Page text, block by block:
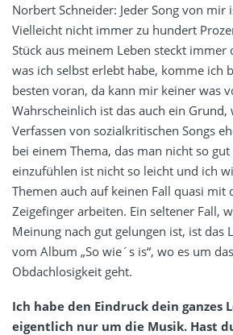
Norbert Schneider: Jeder Song von mir
Vielleicht nicht immer zu hundert
Stück aus meinem Leben steckt
was ich selbst erlebt habe, komme ich
besten voran, da kann mir keiner was
Wahrscheinlich ist das auch ein
Verfassen von sozialkritischen Songs
bei einem Thema, das man nicht so
einzufühlen ist nicht so leicht und ich
Themen auch auf keinen Fall quasi mit
Zeigefinger arbeiten. Ein seltener Fall,
Meinung nach gut gelungen ist, ist das
vom Album „So wie´s is“, wo es um
Obdachlosigkeit geht.
Ich habe den Eindruck dein ganzes
eigentlich nur um die Musik. Hast